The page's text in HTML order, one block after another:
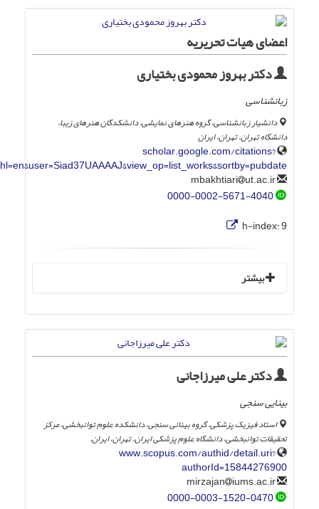
اعضای هیات تحریریه
دکتر بهروز محمودی بختیاری
زبانشناسی
دانشیار زبانشناسی، گروه هنرهای نمایشی، دانشکدگان هنرهای زیبا،
دانشگاه تهران، تهران، ایران
scholar.google.com/citations?
hl=en&user=Siad37UAAAAJ&view_op=list_works&sortby=pubdate
ut.ac.ir
0000-0002-5671-4040
h-index:9
بیشتر
دکتر علی میرزاجانی
بینایی سنجی
استاد فیزیک پزشکی، گروه بینائی سنجی، دانشکده علوم توانبخشی، مرکز
تحقیقات توانبخشی، دانشگاه علوم پزشکی ایران، تهران، ایران.
www.scopus.com/authid/detail.uri?
authorId=15844276900
iums.ac.ir
0000-0003-1520-0470